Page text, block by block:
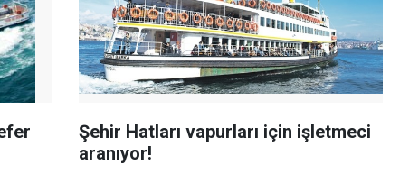
Şehir Hatları vapurları için işletmeci
aranıyor!